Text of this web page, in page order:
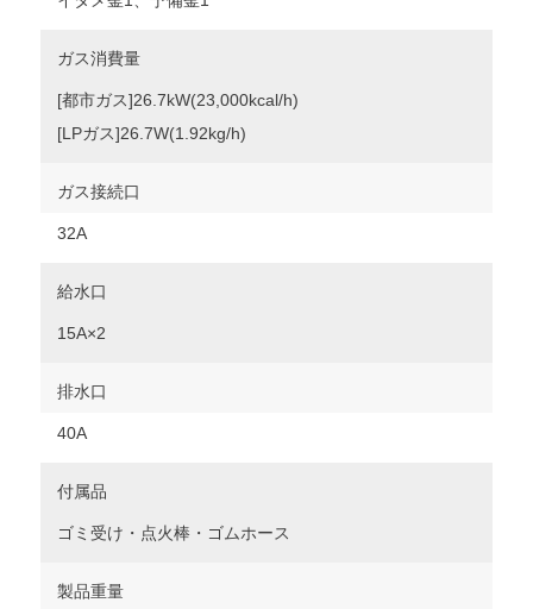
ガス消費量
[都市ガス]26.7kW(23,000kcal/h)
[LPガス]26.7W(1.92kg/h)
ガス接続口
32A
給水口
15A×2
排水口
40A
付属品
ゴミ受け・点火棒・ゴムホース
製品重量